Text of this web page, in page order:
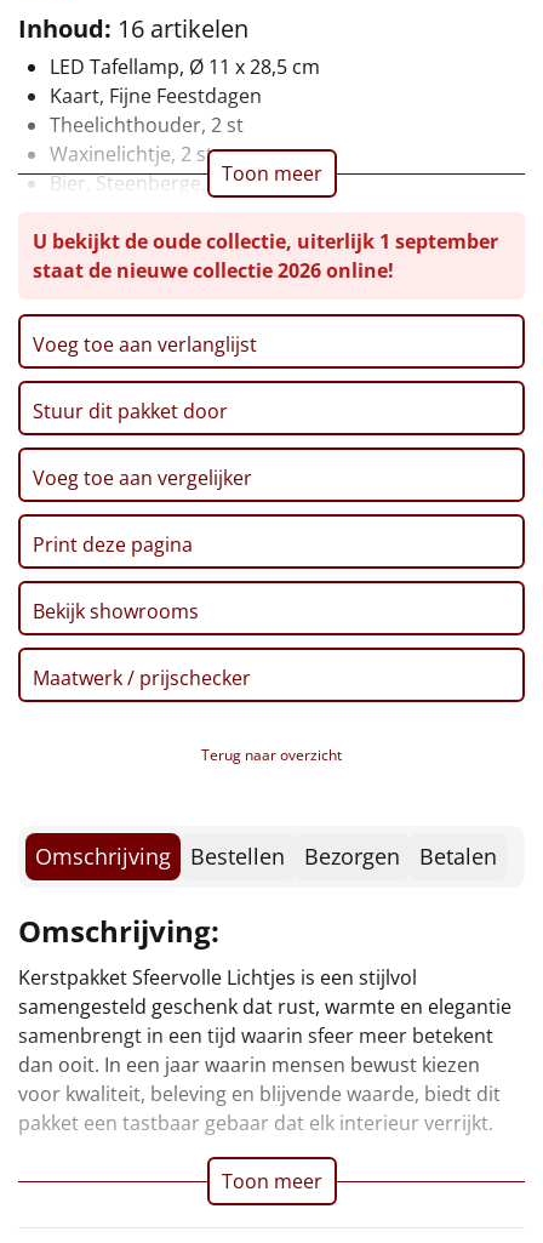
Duurzaam
Leuke
Goedkope
Alle thema's
Artikel
Hitster NIEUW
Pizzarette
Tas
Wake up light
NIEUW
Borrelplank
Warmtekussen
NIEUW
Deken (fleece plaid)
Ideeën
Personeel
Doe het zelf
Sinterklaaspakketten
Inhoud: 16 artikelen
LED Tafellamp, Ø 11 x 28,5 cm
Kaart, Fijne Feestdagen
Theelichthouder, 2 st
Waxinelichtje, 2 st
Bier, Steenberge, 25 cl, 2 st
Ribbelchips, 90 gr
Stroopwafel, 2 x 32 gr
Kerstmagazine 2025
Verpakt in een feestelijke kerstdoos
Toon meer
U bekijkt de oude collectie, uiterlijk 1 september
staat de nieuwe collectie 2026 online!
Voeg toe aan verlanglijst
Stuur dit pakket door
Voeg toe aan vergelijker
Print deze pagina
Bekijk showrooms
Maatwerk / prijschecker
Terug naar overzicht
Omschrijving Bestellen Bezorgen Betalen
Omschrijving:
Kerstpakket Sfeervolle Lichtjes is een stijlvol
samengesteld geschenk dat rust, warmte en elegantie
samenbrengt in een tijd waarin sfeer meer betekent
dan ooit. In een jaar waarin mensen bewust kiezen
voor kwaliteit, beleving en blijvende waarde, biedt dit
pakket een tastbaar gebaar dat elk interieur verrijkt.
Een uitnodiging om stil te staan, op te laden en te
genieten van het zachte licht dat het dagelijks leven
Toon meer